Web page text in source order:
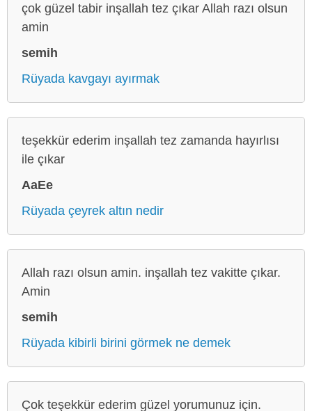
çok güzel tabir inşallah tez çıkar Allah razı olsun
amin
semih
Rüyada kavgayı ayırmak
teşekkür ederim inşallah tez zamanda hayırlısı
ile çıkar
AaEe
Rüyada çeyrek altın nedir
Allah razı olsun amin. inşallah tez vakitte çıkar.
Amin
semih
Rüyada kibirli birini görmek ne demek
Çok teşekkür ederim güzel yorumunuz için.